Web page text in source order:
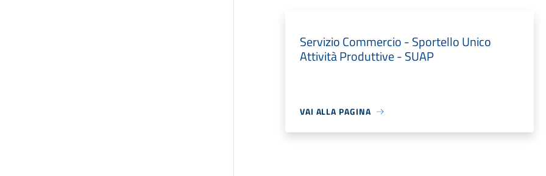
Servizio Commercio - Sportello Unico
Attività Produttive - SUAP
VAI ALLA PAGINA